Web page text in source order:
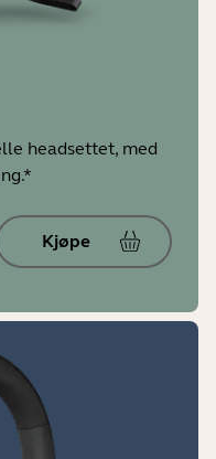
headsettet, med
Kjøpe